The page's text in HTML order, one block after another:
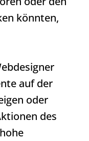
könnten,
auf der
oder
des